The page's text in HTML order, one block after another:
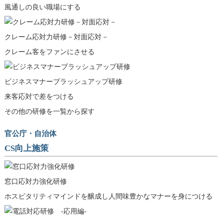
風通しの良い職場にする
クレーム応対力研修－対面応対－
クレーム客をファンにさせる
ビジネスマナーブラッシュアップ研修
来客応対で差をつける
その他の研修を一覧から探す
官公庁・自治体
CS向上施策
窓口応対力強化研修
ホスピタリティマインドを醸成し人間味豊かなマナーを身につける